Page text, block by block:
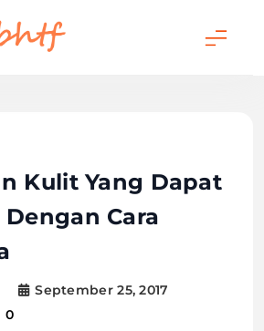
Kulit Yang Dapat
Cara
September 25, 2017
0